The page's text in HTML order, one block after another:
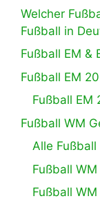
Welcher
Fußball in
Fußball EM &
Fußball EM
Fußball EM
Fußball WM
Alle
Fußball
Fußball